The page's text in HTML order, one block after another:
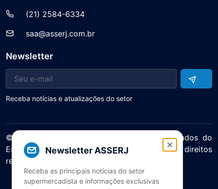
Newsletter ASSERJ
Receba as principais notícias do setor
supermercadista e informações exclusivas
(21) 2584-6334
saa@asserj.com.br
Newsletter
Receba notícias e atualizações do setor
© 2025 ASERJ – Associação de Supermercados do
Estado do Rio de Janeiro. Todos os direitos
reservados.
Política de Privacidade Termos de Uso